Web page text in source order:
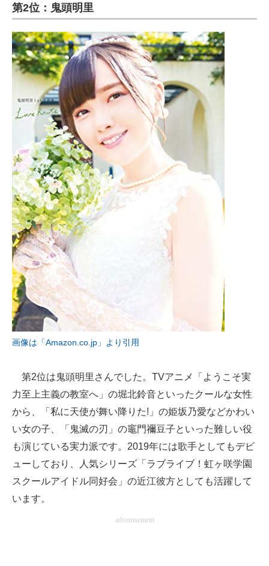
電子設計の基本と応用
エネルギーの専門メディア
建設×テクノロジーの最前線
ちょっと気になるネットの話題
第2位：鬼頭明里
画像は「Amazon.co.jp」より引用
第2位は鬼頭明里さんでした。TVアニメ「ようこそ実
力至上主義の教室へ」の堀北鈴音といったクールな女性
から、「私に天使が舞い降りた!」の姫坂乃愛などかわい
い女の子、「鬼滅の刃」の竈門禰豆子といった難しい役
も演じている実力派です。2019年には歌手としてもデビ
ューしており、人気シリーズ「ラブライブ！虹ヶ咲学園
スクールアイドル同好会」の近江彼方としても活躍して
います。
advertisement